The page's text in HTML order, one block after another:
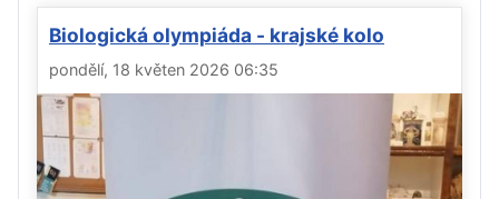
Biologická olympiáda - krajské kolo
pondělí, 18 květen 2026 06:35